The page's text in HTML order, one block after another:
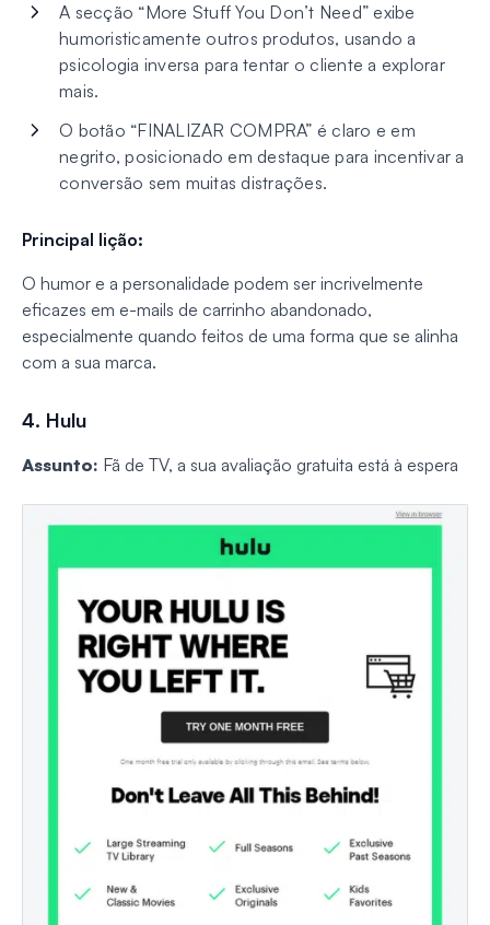
A secção “More Stuff You Don’t Need” exibe
humoristicamente outros produtos, usando a
psicologia inversa para tentar o cliente a explorar
mais.
O botão “FINALIZAR COMPRA” é claro e em
negrito, posicionado em destaque para incentivar a
conversão sem muitas distrações.
Principal lição:
O humor e a personalidade podem ser incrivelmente
eficazes em e-mails de carrinho abandonado,
especialmente quando feitos de uma forma que se alinha
com a sua marca.
4. Hulu
Assunto: Fã de TV, a sua avaliação gratuita está à espera